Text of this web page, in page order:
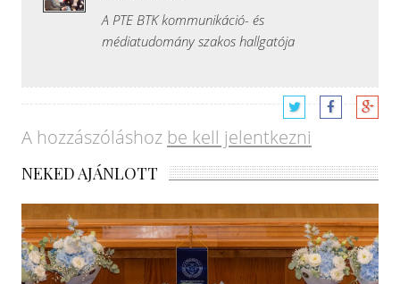
A PTE BTK kommunikáció- és
médiatudomány szakos hallgatója
A hozzászóláshoz be kell jelentkezni
NEKED AJÁNLOTT